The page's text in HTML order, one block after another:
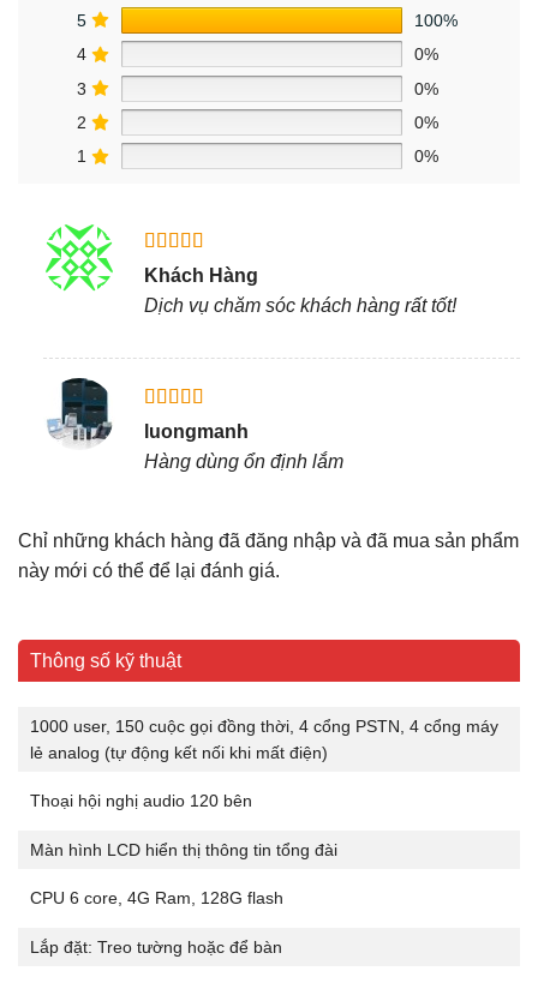
5
100%
4
0%
3
0%
2
0%
1
0%
Được xếp
hạng55
sao
Khách Hàng
Dịch vụ chăm sóc khách hàng rất tốt!
Được xếp
hạng55
sao
luongmanh
Hàng dùng ổn định lắm
Chỉ những khách hàng đã đăng nhập và đã mua sản phẩm
này mới có thể để lại đánh giá.
Thông số kỹ thuật
1000 user, 150 cuộc gọi đồng thời, 4 cổng PSTN, 4 cổng máy
lẻ analog (tự động kết nối khi mất điện)
Thoại hội nghị audio 120 bên
Màn hình LCD hiển thị thông tin tổng đài
CPU 6 core, 4G Ram, 128G flash
Lắp đặt: Treo tường hoặc để bàn